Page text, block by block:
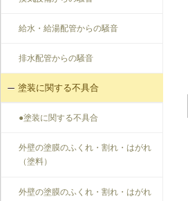
給水・給湯配管からの騒音
排水配管からの騒音
塗装に関する不具合
●塗装に関する不具合
外壁の塗膜のふくれ・割れ・はがれ
（塗料）
外壁の塗膜のふくれ・割れ・はがれ